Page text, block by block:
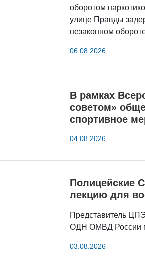
оборотом
улице Правды
незаконном
06.08.2026
В рамках
советом»
спортивное
04.08.2026
Полицейские
лекцию для
Представитель
ОДН ОМВД России
03.08.2026